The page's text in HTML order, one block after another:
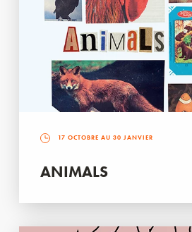
17 OCTOBRE AU 30 JANVIER
ANIMALS